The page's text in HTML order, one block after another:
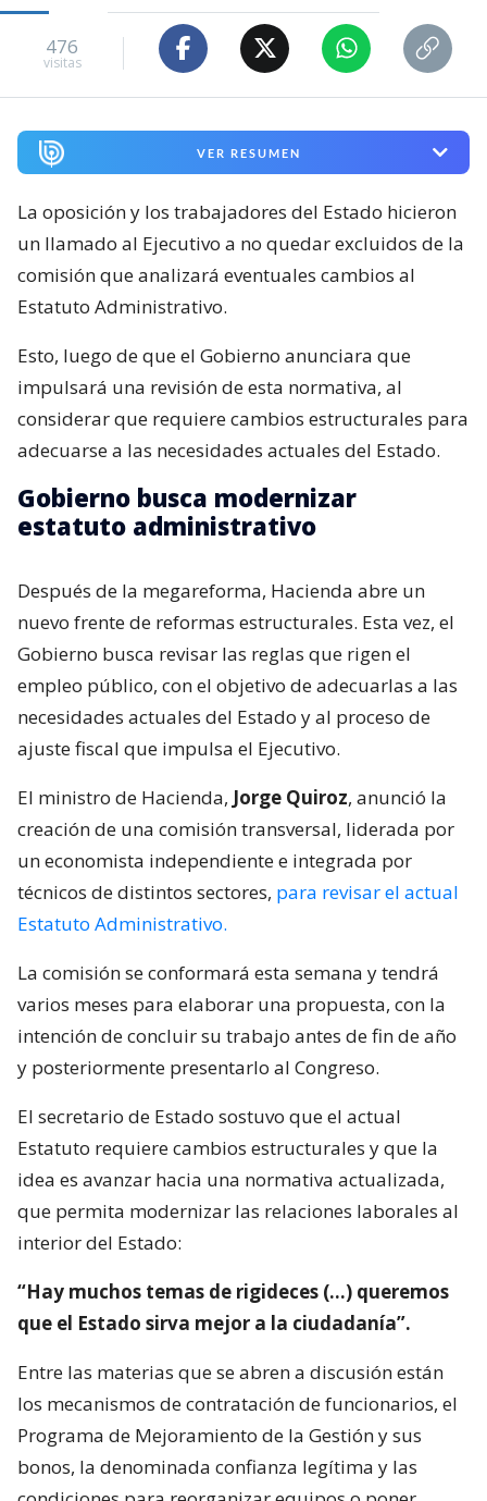
476
visitas
VER RESUMEN
La oposición y los trabajadores del Estado hicieron
un llamado al Ejecutivo a no quedar excluidos de la
comisión que analizará eventuales cambios al
Estatuto Administrativo.
Esto, luego de que el Gobierno anunciara que
impulsará una revisión de esta normativa, al
considerar que requiere cambios estructurales para
adecuarse a las necesidades actuales del Estado.
Gobierno busca modernizar
estatuto administrativo
Después de la megareforma, Hacienda abre un
nuevo frente de reformas estructurales. Esta vez, el
Gobierno busca revisar las reglas que rigen el
empleo público, con el objetivo de adecuarlas a las
necesidades actuales del Estado y al proceso de
ajuste fiscal que impulsa el Ejecutivo.
El ministro de Hacienda, Jorge Quiroz, anunció la
creación de una comisión transversal, liderada por
un economista independiente e integrada por
técnicos de distintos sectores, para revisar el actual
Estatuto Administrativo.
La comisión se conformará esta semana y tendrá
varios meses para elaborar una propuesta, con la
intención de concluir su trabajo antes de fin de año
y posteriormente presentarlo al Congreso.
El secretario de Estado sostuvo que el actual
Estatuto requiere cambios estructurales y que la
idea es avanzar hacia una normativa actualizada,
que permita modernizar las relaciones laborales al
interior del Estado:
“Hay muchos temas de rigideces (…) queremos
que el Estado sirva mejor a la ciudadanía”.
Entre las materias que se abren a discusión están
los mecanismos de contratación de funcionarios, el
Programa de Mejoramiento de la Gestión y sus
bonos, la denominada confianza legítima y las